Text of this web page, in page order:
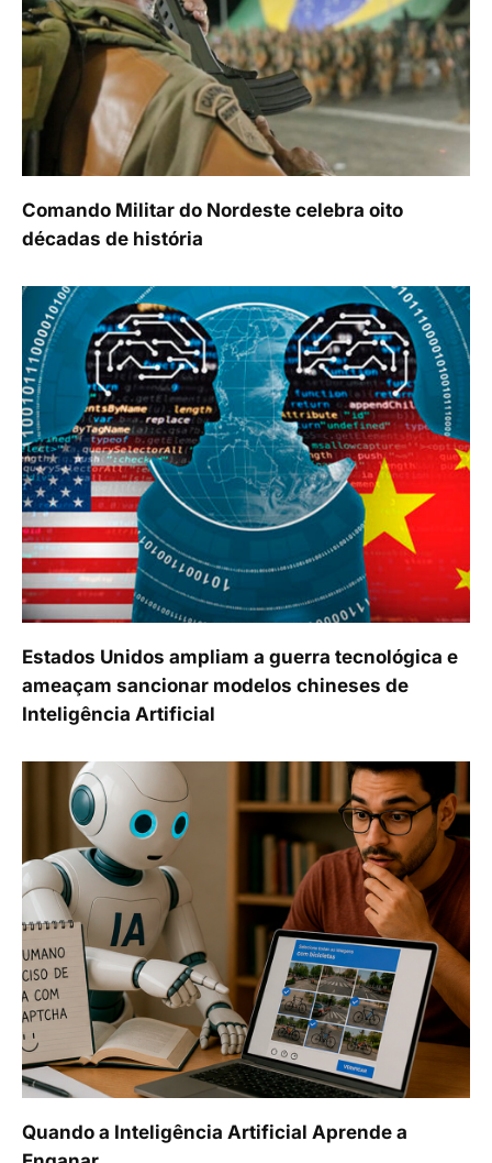
Comando Militar do Nordeste celebra oito
décadas de história
Estados Unidos ampliam a guerra tecnológica e
ameaçam sancionar modelos chineses de
Inteligência Artificial
Quando a Inteligência Artificial Aprende a